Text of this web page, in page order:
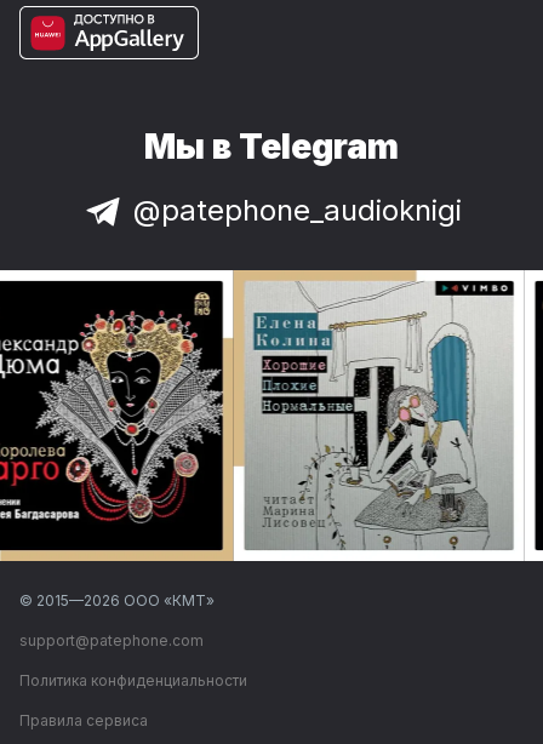
Мы в Telegram
@patephone_audioknigi
© 2015—2026 ООО «КМТ»
support@patephone.com
Политика конфиденциальности
Правила сервиса